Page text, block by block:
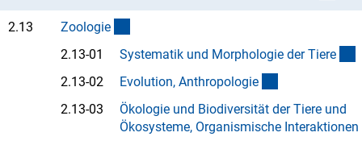
2.13 Zoologie
2.13-01
Systematik und Morphologie der Tiere
2.13-02
Evolution, Anthropologie
2.13-03
Ökologie und Biodiversität der Tiere und
Ökosysteme, Organismische Interaktionen